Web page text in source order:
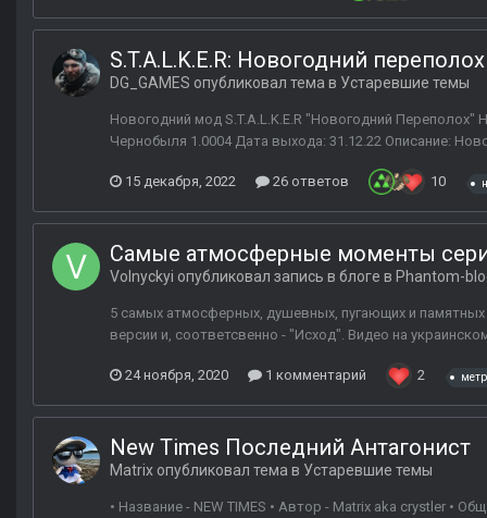
S.T.A.L.K.E.R: Новогодний переполох
DG_GAMES опубликовал тема в Устаревшие темы
Новогодний мод S.T.A.L.K.E.R "Новогодний
Чернобыля 1.0004 Дата выхода: 31.12.22 Описание:
15 декабря, 2022 26 ответов 10
Самые атмосферные моменты
Volnyckyi опубликовал запись в блоге в Phantom-
5 самых атмосферных, душевных, пугающих и
версии и, соответсвенно - "Исход". Видео на
24 ноября, 2020 1 комментарий 2
New Times Последний Антагонист
Matrix опубликовал тема в Устаревшие темы
• Название - NEW TIMES • Автор - Matrix aka crystler •